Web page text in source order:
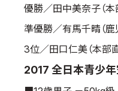
優勝／田中美奈子（
準優勝／有馬千晴（
3位／田口仁美（本部
2017 全日本青少